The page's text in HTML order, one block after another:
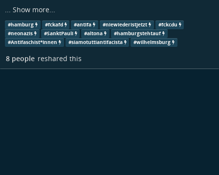
... Show more...
#hamburg #fckafd #antifa #niewiederistjetzt #fckcdu
#neonazis #SanktPauli #altona #hamburgstehtauf
#Antifaschist*Innen #siamotuttiantifacista #wilhelmsburg
8 people reshared this